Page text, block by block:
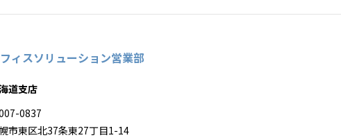
ィスソリューション営業部
道支店
0837
市東区北37条東27丁目1-14